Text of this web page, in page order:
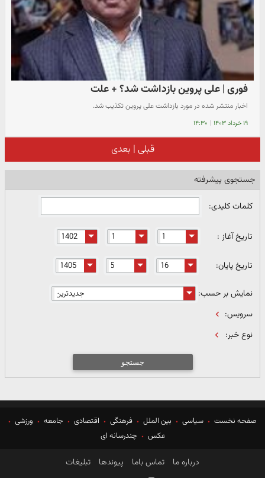
فوری | علی پروین بازداشت شد؟ + علت
اخبار منتشر شده در مورد بازداشت علی پروین تکذیب شد.
۱۹ خرداد ۱۴۰۳ | ۱۴:۳۰
قبلی | بعدی
جستجوی پیشرفته
کلمات کلیدی:
تاریخ آغاز :
تاریخ پایان:
نمایش بر حسب:
سرویس:
نوع خبر:
جستجو
صفحه نخست سیاسی بین الملل فرهنگی اقتصادی جامعه
ورزشی
عکس
چندرسانه ای
درباره ما تماس باما پیوندها تبلیغات